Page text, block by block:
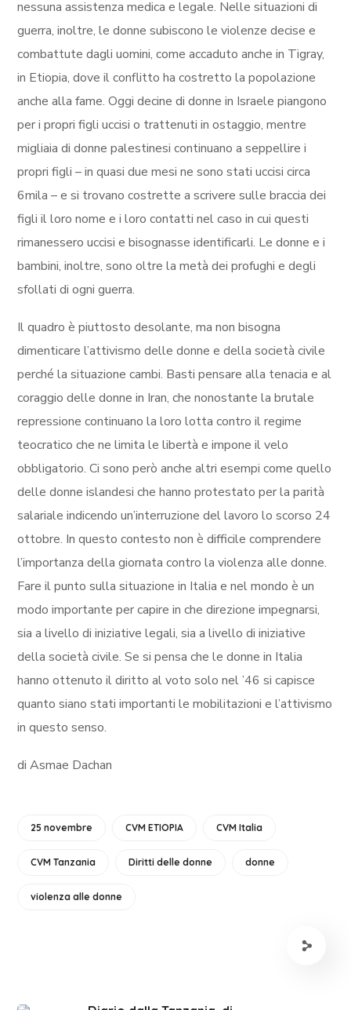
nessuna assistenza medica e legale. Nelle situazioni di
guerra, inoltre, le donne subiscono le violenze decise e
combattute dagli uomini, come accaduto anche in Tigray,
in Etiopia, dove il conflitto ha costretto la popolazione
anche alla fame. Oggi decine di donne in Israele piangono
per i propri figli uccisi o trattenuti in ostaggio, mentre
migliaia di donne palestinesi continuano a seppellire i
propri figli – in quasi due mesi ne sono stati uccisi circa
6mila – e si trovano costrette a scrivere sulle braccia dei
figli il loro nome e i loro contatti nel caso in cui questi
rimanessero uccisi e bisognasse identificarli. Le donne e i
bambini, inoltre, sono oltre la metà dei profughi e degli
sfollati di ogni guerra.
Il quadro è piuttosto desolante, ma non bisogna
dimenticare l’attivismo delle donne e della società civile
perché la situazione cambi. Basti pensare alla tenacia e al
coraggio delle donne in Iran, che nonostante la brutale
repressione continuano la loro lotta contro il regime
teocratico che ne limita le libertà e impone il velo
obbligatorio. Ci sono però anche altri esempi come quello
delle donne islandesi che hanno protestato per la parità
salariale indicendo un’interruzione del lavoro lo scorso 24
ottobre. In questo contesto non è difficile comprendere
l’importanza della giornata contro la violenza alle donne.
Fare il punto sulla situazione in Italia e nel mondo è un
modo importante per capire in che direzione impegnarsi,
sia a livello di iniziative legali, sia a livello di iniziative
della società civile. Se si pensa che le donne in Italia
hanno ottenuto il diritto al voto solo nel ’46 si capisce
quanto siano stati importanti le mobilitazioni e l’attivismo
in questo senso.
di Asmae Dachan
25 novembre CVM ETIOPIA CVM Italia
CVM Tanzania Diritti delle donne donne
violenza alle donne